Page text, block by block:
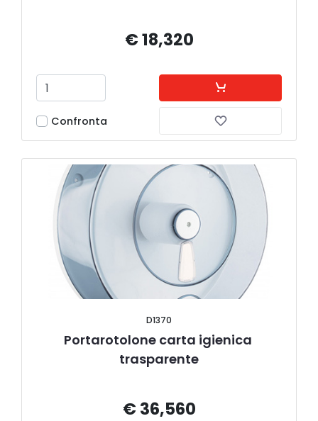
€ 18,320
Confronta
D1370
Portarotolone carta igienica
trasparente
€ 36,560